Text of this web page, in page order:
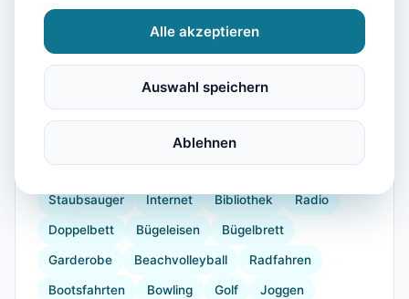
Ausstattung
WLAN
Geschirrspüler Terrasse
Wellnessbereich Kaffeemaschine Herdplatte
Gefrierfach Küchenutensilien
Backofen Toaster verdunkelnde Vorhänge
Staubsauger Internet Bibliothek Radio
Doppelbett Bügeleisen Bügelbrett
Garderobe Beachvolleyball Radfahren
Bootsfahrten Bowling Golf Joggen
Alle akzeptieren
Auswahl speichern
Ablehnen